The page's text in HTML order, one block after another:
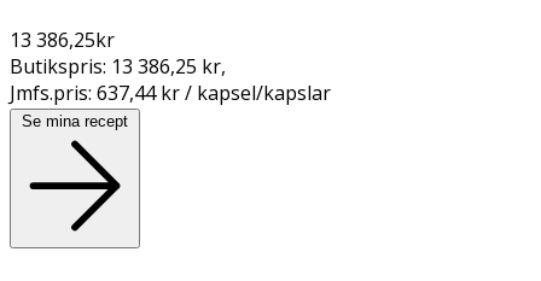
13 386,25kr
Butikspris: 13 386,25 kr,
Jmfs.pris: 637,44 kr / kapsel/kapslar
Se mina recept